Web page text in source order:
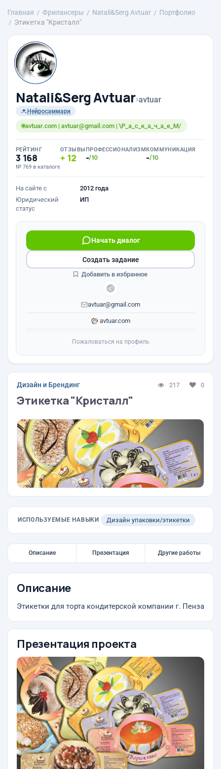
Главная Фрилансеры Natali&Serg Avtuar
Портфолио
Этикетка "Кристалл"
Natali&Serg Avtuar›avtuar
Нейросаммари
avtuar.com | avtuar@gmail.com | \Р_а_с_к_а_ч_а_е_М/
РЕЙТИНГ
3 168
№ 769 в каталоге
ОТЗЫВЫ
12
ПРОФЕССИОНАЛИЗМ
-/10
КОММУНИКАЦИЯ
-/10
На сайте с
2012 года
Юридический
статус
ИП
Начать диалог
avtuar@gmail.com
avtuar.com
Создать задание
Добавить в избранное
Пожаловаться на профиль
Дизайн и Брендинг 217 0
Этикетка "Кристалл"
ИСПОЛЬЗУЕМЫЕ НАВЫКИ Дизайн упаковки/этикетки
Описание Презентация Другие работы
Описание
Этикетки для торта кондитерской компании г. Пенза
Презентация проекта